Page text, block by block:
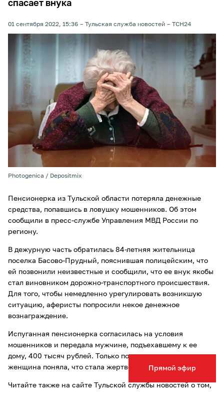
Прямой эфир
спасает внука
01 сентября 2022, 15:36 Тульская служба новостей ТСН24
Photogenica / Depositmix
Пенсионерка из Тульской области потеряла денежные
средства, попавшись в ловушку мошенников. Об этом
сообщили в пресс-службе Управления МВД России по
региону.
В дежурную часть обратилась 84-летняя жительница
поселка Басово-Прудный, пояснившая полицейским, что
ей позвонили неизвестные и сообщили, что ее внук якобы
стал виновником дорожно-транспортного происшествия.
Для того, чтобы немедленно урегулировать возникшую
ситуацию, аферисты попросили некое денежное
вознаграждение.
Испуганная пенсионерка согласилась на условия
мошенников и передала мужчине, подъехавшему к ее
дому, 400 тысяч рублей. Только после его отъезда
женщина поняла, что стала жертвой злоумышленников.
Читайте также на сайте Тульской службы новостей о том,